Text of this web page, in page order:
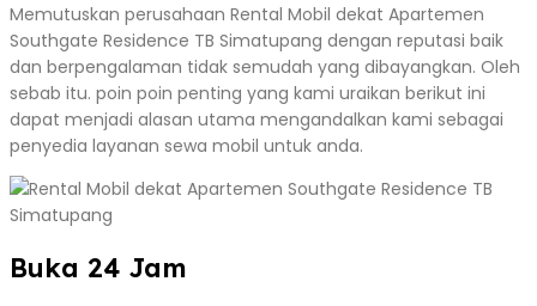
Memutuskan perusahaan Rental Mobil dekat Apartemen
Southgate Residence TB Simatupang dengan reputasi baik
dan berpengalaman tidak semudah yang dibayangkan. Oleh
sebab itu. poin poin penting yang kami uraikan berikut ini
dapat menjadi alasan utama mengandalkan kami sebagai
penyedia layanan sewa mobil untuk anda.
Buka 24 Jam